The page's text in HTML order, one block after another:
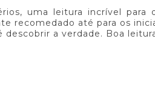
uma leitura incrível para
recomedado até para os
a verdade. Boa